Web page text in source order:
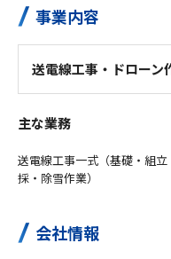
事業内容
送電線工事・ドローン
主な業務
送電線工事一式（基礎・組
採・除雪作業）
会社情報